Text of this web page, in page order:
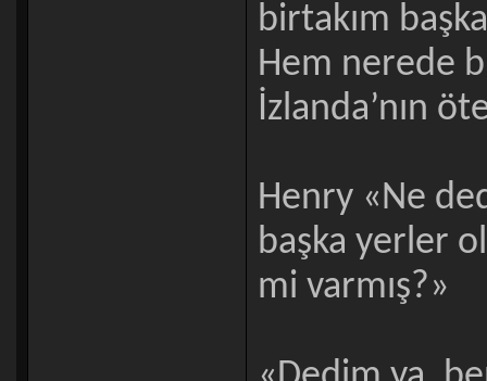
birtakım
Hem nerede
İzlanda’nın
Henry «Ne
başka yerler
mi varmış?»